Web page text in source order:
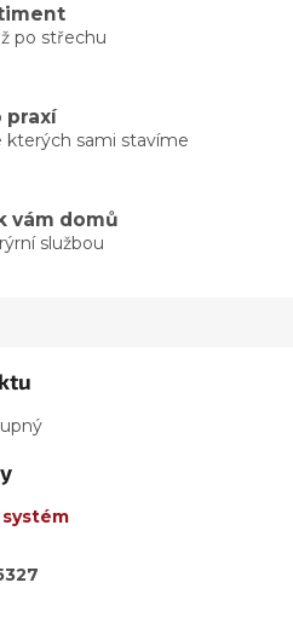
po střechu
praxí
kterých sami stavíme
vám domů
službou
systém